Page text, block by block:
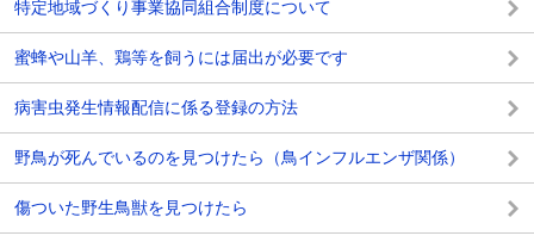
特定地域づくり事業協同組合制度について
蜜蜂や山羊、鶏等を飼うには届出が必要です
病害虫発生情報配信に係る登録の方法
野鳥が死んでいるのを見つけたら（鳥インフルエンザ関係）
傷ついた野生鳥獣を見つけたら